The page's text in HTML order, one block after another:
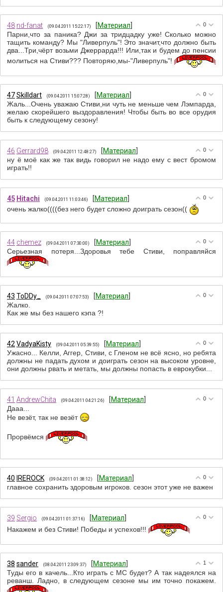
0
48 nd-fanat (09.04.2011 15:22:17) [Материал
Парни,что за паника? Джи за тридцадку уже! Сколько можно
тащить команду? Мы "Ливерпуль"! Это значит,что должно быть
два...Три,чёрт возьми Джеррарда!!! Или,так и будем до пенсии
молиться на Стиви??? Повторяю,мы-"Ливерпуль"!
0
47Skilldart (09.04.2011 15:07:28) [Материал
Жаль...Очень уважаю Стиви,ни чуть не меньше чем Лэмпарда,
желаю скорейшего выздоравления! Чтобы быть во все орудия
быть к следующему сезону!
0
46 Gerrard98 (09.04.2011 12:48:27) [Материал
ну ё моё как же так видь говорил не надо ему с вест бромом
играть!!
0
45 Hitachi (09.04.2011 11:03:46) [Материал
очень жалко((((без него будет сложно доиграть сезон((
0
44 chemez (09.04.2011 07:30:00) [Материал
Серьезная потеря...Здоровья тебе Стиви, поправляйся
0
43 ToDDy_ (09.04.2011 07:07:53) [Материал
Жалко.
Как же мы без нашего кэпа ?!
0
42 VadyaKisty (09.04.2011 05:39:55) [Материал
Ужасно... Келли, Аггер, Стиви, с Гленом не всё ясно, но ребята
должны не падать духом и доиграть сезон на высоком уровне,
они должны рвать и метать, мы должны попасть в еврокубки...
0
41 AndrewChita (09.04.2011 04:21:26) [Материал
Дааа...
Не везёт, так не везёт
Прорвёмся
0
40 IREROCK (09.04.2011 01:38:12) [Материал
главное сохранить здоровым игроков. сезон этот уже не важен
0
39 Sergio (09.04.2011 01:37:16) [Материал
Накажем и без Стиви! Победы и успехов!!!
1
38 sander (08.04.2011 23:09:37) [Материал
Туды его в качель...Кто играть с МС будет? А так надеялся на
реванш. Ладно, в следующем сезоне мы им точно покажем.